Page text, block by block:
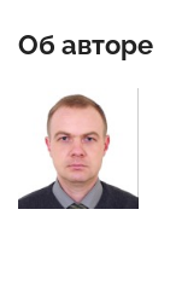
Об авторе